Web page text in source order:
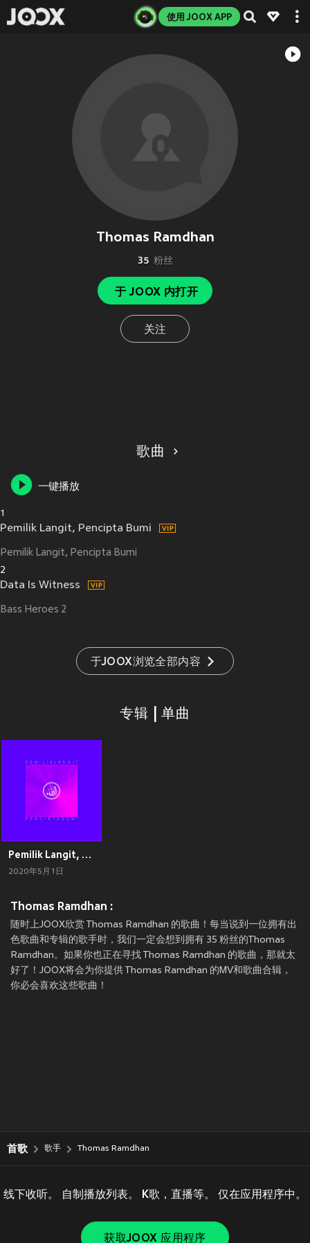
使用 JOOX APP
Thomas Ramdhan
35 粉丝
于 JOOX 内打开
关注
歌曲
一键播放
1
Pemilik Langit, Pencipta Bumi
Pemilik Langit, Pencipta Bumi
2
Data Is Witness
Bass Heroes 2
于JOOX浏览全部内容
专辑 | 单曲
Pemilik Langit, Pencipta Bumi
2020年5月1日
Thomas Ramdhan :
随时上JOOX欣赏 Thomas Ramdhan 的歌曲！每当说到一位拥有出
色歌曲和专辑的歌手时，我们一定会想到拥有 35 粉丝的Thomas
Ramdhan。如果你也正在寻找 Thomas Ramdhan 的歌曲，那就太
好了！JOOX将会为你提供 Thomas Ramdhan 的MV和歌曲合辑，
你必会喜欢这些歌曲！
首歌 歌手 Thomas Ramdhan
线下收听。 自制播放列表。 K歌，直播等。 仅在应用程序中。
获取JOOX 应用程序